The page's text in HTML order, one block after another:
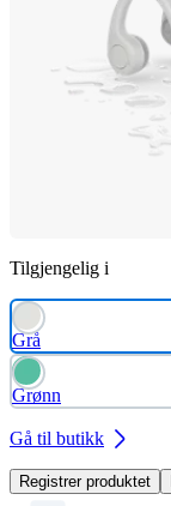
Tilgjengelig i
Grå
Grønn
Gå til butikk
Registrer produktet